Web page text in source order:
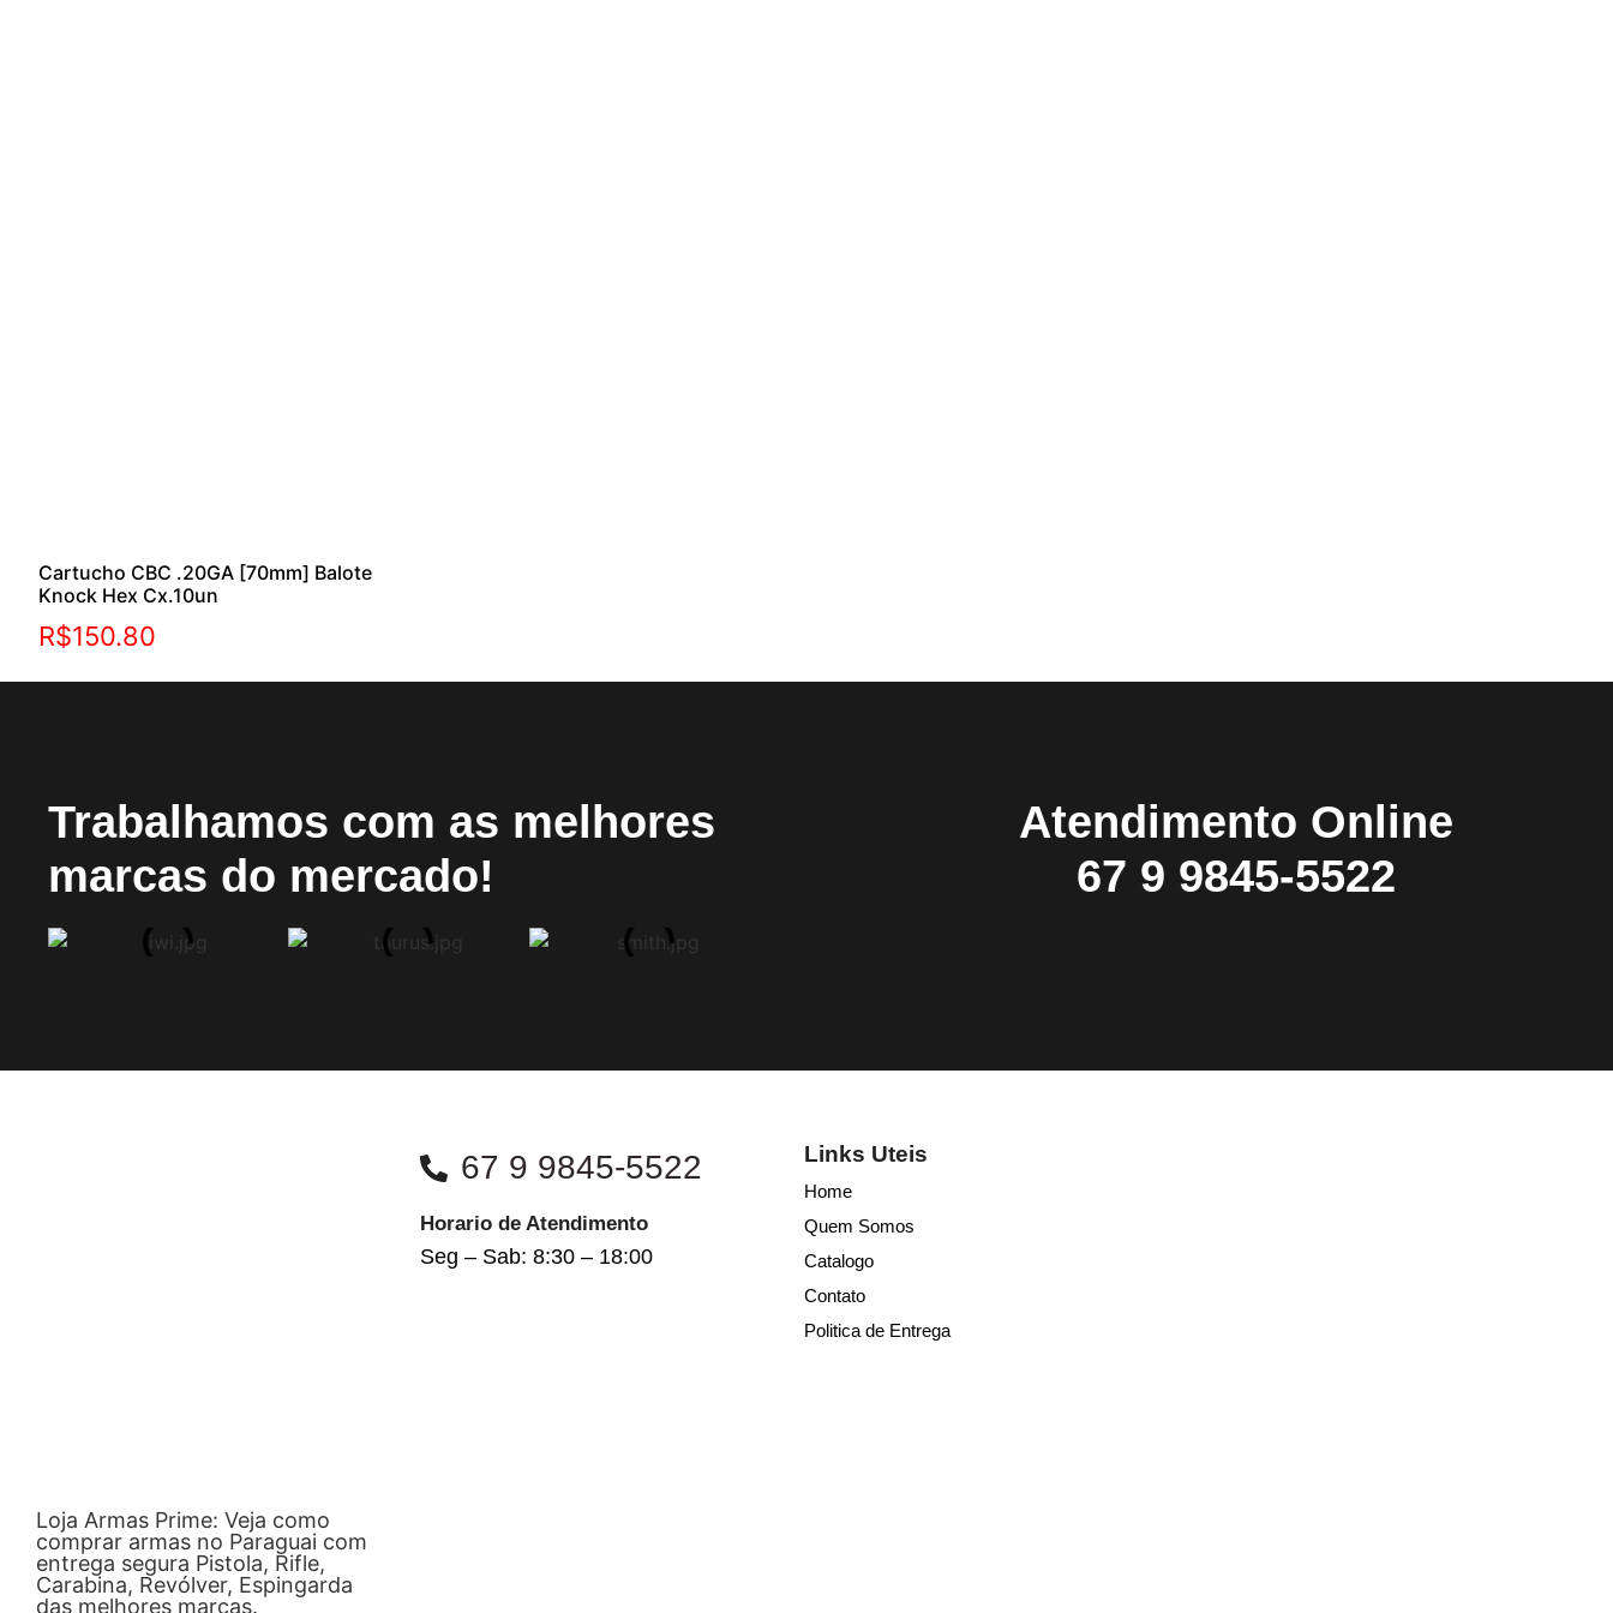
Cartucho CBC .20GA [70mm] Balote
Knock Hex Cx.10un
R$150.80
Trabalhamos com as melhores
marcas do mercado!
Atendimento Online
67 9 9845-5522
Loja Armas Prime: Veja como
comprar armas no Paraguai com
entrega segura Pistola, Rifle,
Carabina, Revólver, Espingarda
das melhores marcas.
67 9 9845-5522
Horario de Atendimento
Seg – Sab: 8:30 – 18:00
Links Uteis
Home
Quem Somos
Catalogo
Contato
Politica de Entrega